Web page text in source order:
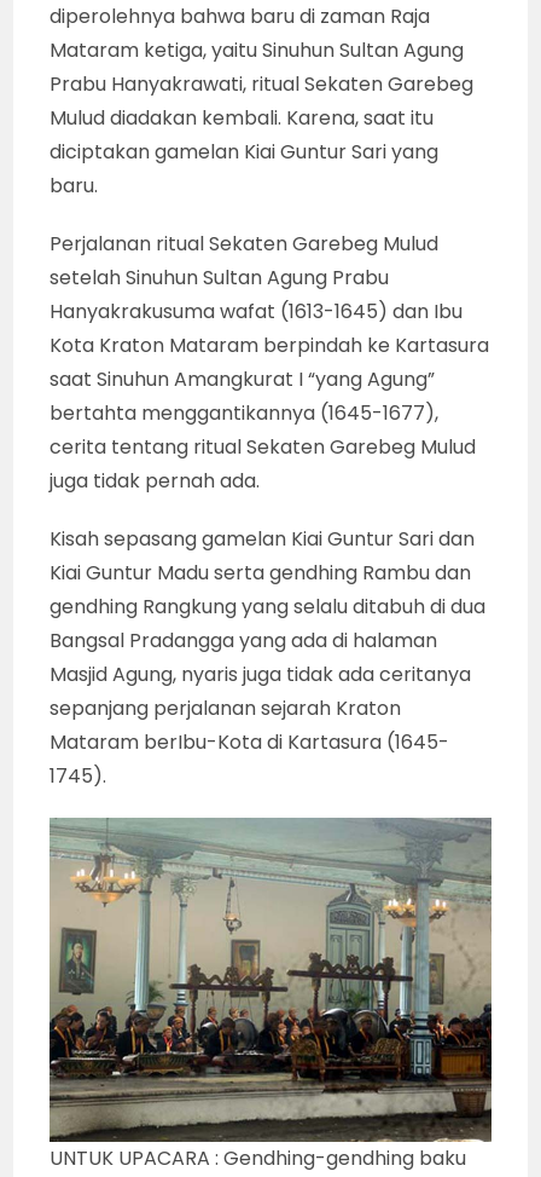
diperolehnya bahwa baru di zaman Raja
Mataram ketiga, yaitu Sinuhun Sultan Agung
Prabu Hanyakrawati, ritual Sekaten Garebeg
Mulud diadakan kembali. Karena, saat itu
diciptakan gamelan Kiai Guntur Sari yang
baru.
Perjalanan ritual Sekaten Garebeg Mulud
setelah Sinuhun Sultan Agung Prabu
Hanyakrakusuma wafat (1613-1645) dan Ibu
Kota Kraton Mataram berpindah ke Kartasura
saat Sinuhun Amangkurat I “yang Agung”
bertahta menggantikannya (1645-1677),
cerita tentang ritual Sekaten Garebeg Mulud
juga tidak pernah ada.
Kisah sepasang gamelan Kiai Guntur Sari dan
Kiai Guntur Madu serta gendhing Rambu dan
gendhing Rangkung yang selalu ditabuh di dua
Bangsal Pradangga yang ada di halaman
Masjid Agung, nyaris juga tidak ada ceritanya
sepanjang perjalanan sejarah Kraton
Mataram berIbu-Kota di Kartasura (1645-
1745).
UNTUK UPACARA : Gendhing-gendhing baku